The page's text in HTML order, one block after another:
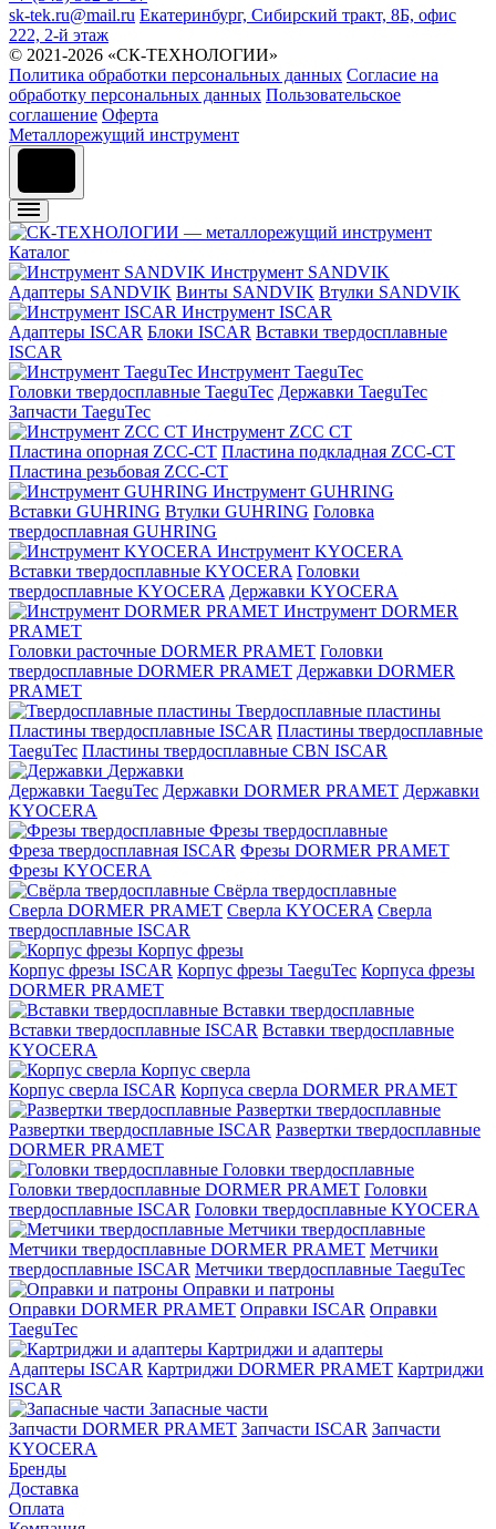
sk-tek.ru@mail.ru Екатеринбург, Сибирский тракт, 8Б, офис
222, 2-й этаж
© 2021-2026 «СК-ТЕХНОЛОГИИ»
Политика обработки персональных данных Согласие на
обработку персональных данных Пользовательское
соглашение Оферта
Металлорежущий инструмент
Каталог
Инструмент SANDVIK
Адаптеры SANDVIK Винты SANDVIK Втулки SANDVIK
Инструмент ISCAR
Адаптеры ISCAR Блоки ISCAR Вставки твердосплавные
ISCAR
Инструмент TaeguTec
Головки твердосплавные TaeguTec Державки TaeguTec
Запчасти TaeguTec
Инструмент ZCС CT
Пластина опорная ZCC-CT Пластина подкладная ZCC-CT
Пластина резьбовая ZCC-CT
Инструмент GUHRING
Вставки GUHRING Втулки GUHRING Головка
твердосплавная GUHRING
Инструмент KYOCERA
Вставки твердосплавные KYOCERA Головки
твердосплавные KYOCERA Державки KYOCERA
Инструмент DORMER
PRAMET
Головки расточные DORMER PRAMET Головки
твердосплавные DORMER PRAMET Державки DORMER
PRAMET
Твердосплавные пластины
Пластины твердосплавные ISCAR Пластины твердосплавные
TaeguTec Пластины твердосплавные CBN ISCAR
Державки
Державки TaeguTec Державки DORMER PRAMET Державки
KYOCERA
Фрезы твердосплавные
Фреза твердосплавная ISCAR Фрезы DORMER PRAMET
Фрезы KYOCERA
Свёрла твердосплавные
Сверла DORMER PRAMET Сверла KYOCERA Сверла
твердосплавные ISCAR
Корпус фрезы
Корпус фрезы ISCAR Корпус фрезы TaeguTec Корпуса фрезы
DORMER PRAMET
Вставки твердосплавные
Вставки твердосплавные ISCAR Вставки твердосплавные
KYOCERA
Корпус сверла
Корпус сверла ISCAR Корпуса сверла DORMER PRAMET
Развертки твердосплавные
Развертки твердосплавные ISCAR Развертки твердосплавные
DORMER PRAMET
Головки твердосплавные
Головки твердосплавные DORMER PRAMET Головки
твердосплавные ISCAR Головки твердосплавные KYOCERA
Метчики твердосплавные
Метчики твердосплавные DORMER PRAMET Метчики
твердосплавные ISCAR Метчики твердосплавные TaeguTec
Оправки и патроны
Оправки DORMER PRAMET Оправки ISCAR Оправки
TaeguTec
Картриджи и адаптеры
Адаптеры ISCAR Картриджи DORMER PRAMET Картриджи
ISCAR
Запасные части
Запчасти DORMER PRAMET Запчасти ISCAR Запчасти
KYOCERA
Бренды
Доставка
Оплата